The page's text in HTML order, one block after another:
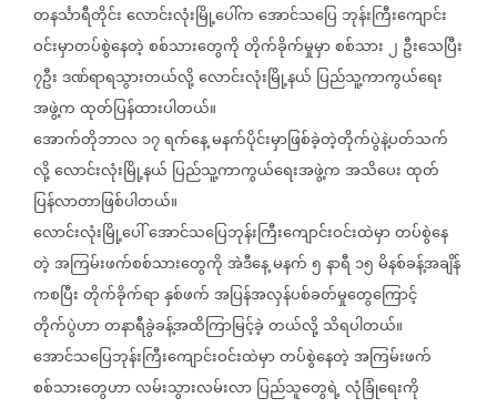
တနင်္သာရီတိုင်းလောင်းလုံးမြို့ပေါ်ကအောင်သပြေ ဘုန်းကြီးကျောင်း
ဝင်းမှာတပ်စွဲနေတဲ့စစ်သားတွေကိုတိုက်ခိုက်မှုမှာစစ်သား၂ ဦးသေပြီး
၇ဦးဒဏ်ရာရသွားတယ်လို့လောင်းလုံးမြို့နယ် ပြည်သူ့ကာကွယ်ရေး
အဖွဲ့ကထုတ်ပြန်ထားပါတယ်။
အောက်တိုဘာလ ၁၇ရက်နေ့မနက်ပိုင်းမှာဖြစ်ခဲ့တဲ့တိုက်ပွဲနဲ့ပတ်သက်
လို့လောင်းလုံးမြို့နယ် ပြည်သူ့ကာကွယ်ရေးအဖွဲ့ကအသိပေးထုတ်
ပြန်လာတာဖြစ်ပါတယ်။
လောင်းလုံးမြို့ပေါ်အောင်သပြေဘုန်းကြီးကျောင်းဝင်းထဲမှာတပ်စွဲနေ
တဲ့အကြမ်းဖက်စစ်သားတွေကိုအဲဒီနေ့မနက်၅နာရီ ၁၅မိနစ်ခန့်အချိန်
ကစပြီးတိုက်ခိုက်ရာနှစ်ဖက်အပြန်အလှန်ပစ်ခတ်မှုတွေကြောင့်
တိုက်ပွဲဟာတနာရီခွဲခန့်အထိကြာမြင့်ခဲ့တယ်လို့သိရပါတယ်။
အောင်သပြေဘုန်းကြီးကျောင်းဝင်းထဲမှာတပ်စွဲနေတဲ့အကြမ်းဖက်
စစ်သားတွေဟာလမ်းသွားလမ်းလာပြည်သူတွေရဲ့လုံခြုံရေးကို